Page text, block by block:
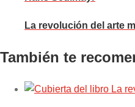
La revolución del arte
También te